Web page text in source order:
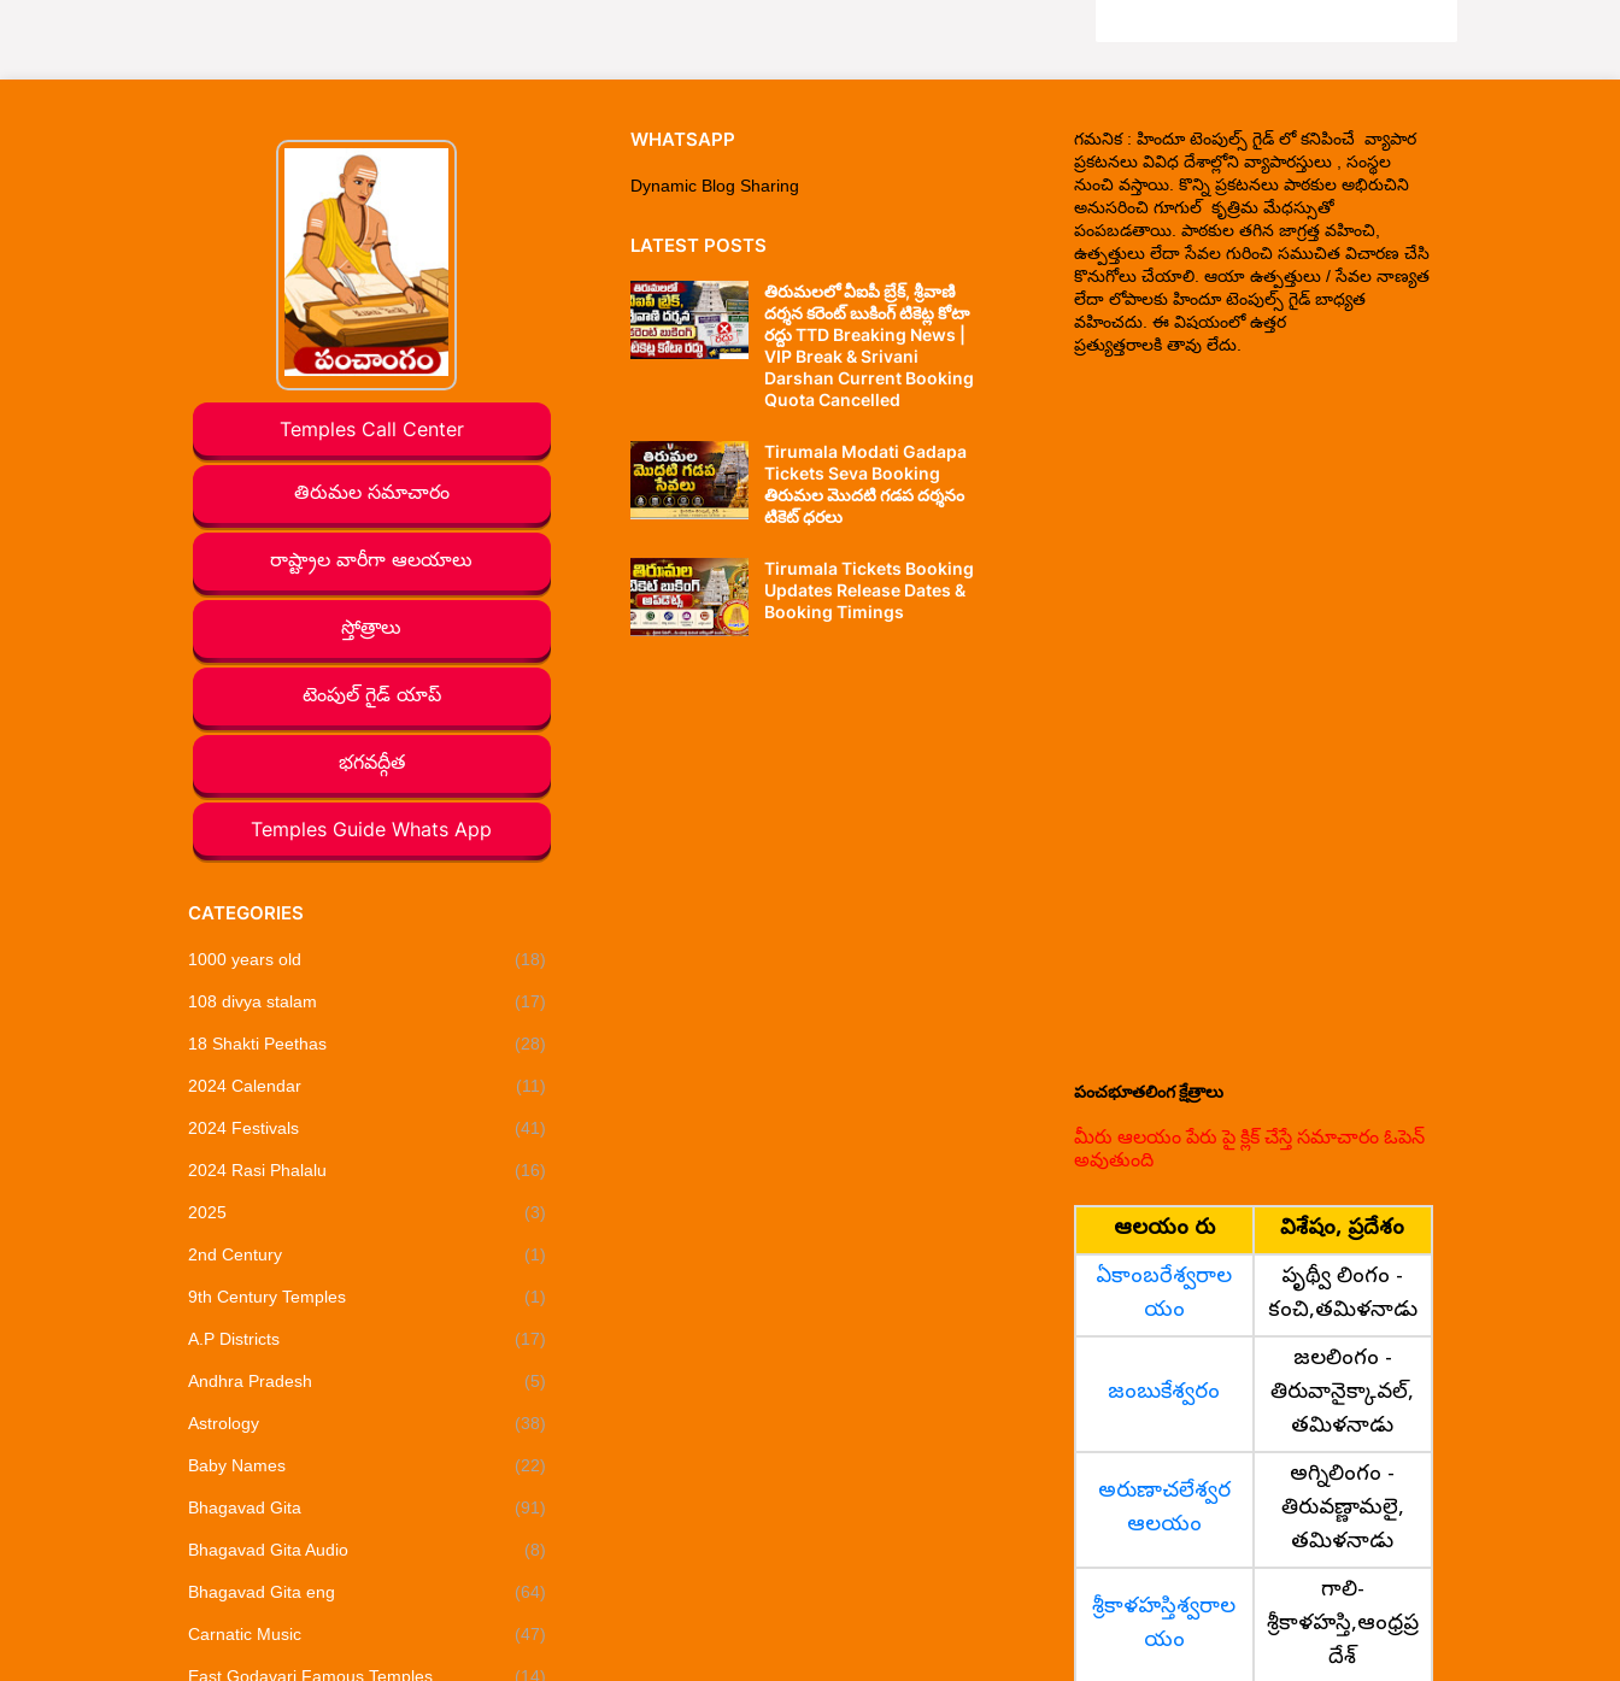
Temples Call Center
తిరుమల సమాచారం
రాష్ట్రాల వారీగా ఆలయాలు
స్తోత్రాలు
టెంపుల్ గైడ్ యాప్
భగవద్గీత
Temples Guide Whats App
CATEGORIES
1000 years old (18)
108 divya stalam (17)
18 Shakti Peethas (28)
2024 Calendar (11)
2024 Festivals (41)
2024 Rasi Phalalu (16)
2025 (3)
2nd Century (1)
9th Century Temples (1)
A.P Districts (17)
Andhra Pradesh (5)
Astrology (38)
Baby Names (22)
Bhagavad Gita (91)
Bhagavad Gita Audio (8)
Bhagavad Gita eng (64)
Carnatic Music (47)
East Godavari Famous Temples (14)
WHATSAPP
Dynamic Blog Sharing
LATEST POSTS
తిరుమలలో వీఐపీ బ్రేక్, శ్రీవాణి
దర్శన కరెంట్ బుకింగ్ టికెట్ల కోటా
రద్దు TTD Breaking News |
VIP Break & Srivani
Darshan Current Booking
Quota Cancelled
Tirumala Modati Gadapa
Tickets Seva Booking
తిరుమల మొదటి గడప దర్శనం
టికెట్ ధరలు
Tirumala Tickets Booking
Updates Release Dates &
Booking Timings
గమనిక : హిందూ టెంపుల్స్ గైడ్ లో కనిపించే వ్యాపార
ప్రకటనలు వివిధ దేశాల్లోని వ్యాపారస్తులు , సంస్థల
నుంచి వస్తాయి. కొన్ని ప్రకటనలు పాఠకుల అభిరుచిని
అనుసరించి గూగుల్ కృత్రిమ మేధస్సుతో
పంపబడతాయి. పాఠకుల తగిన జాగ్రత్త వహించి,
ఉత్పత్తులు లేదా సేవల గురించి సముచిత విచారణ చేసి
కొనుగోలు చేయాలి. ఆయా ఉత్పత్తులు / సేవల నాణ్యత
లేదా లోపాలకు హిందూ టెంపుల్స్ గైడ్ బాధ్యత
వహించదు. ఈ విషయంలో ఉత్తర
ప్రత్యుత్తరాలకి తావు లేదు.
పంచభూతలింగ క్షేత్రాలు
మీరు ఆలయం పేరు పై క్లిక్ చేస్తే సమాచారం ఓపెన్
అవుతుంది
ఆలయం పేరు
విశేషం, ప్రదేశం
ఏకాంబరేశ్వరాల
యం
పృథ్వీ లింగం -
కంచి,తమిళనాడు
జంబుకేశ్వరం
జలలింగం -
తిరువానైక్కావల్,
తమిళనాడు
అరుణాచలేశ్వర
ఆలయం
అగ్నిలింగం -
తిరువణ్ణామలై,
తమిళనాడు
శ్రీకాళహస్తిశ్వరాల
యం
గాలి-
శ్రీకాళహస్తి,ఆంధ్రప్ర
దేశ్